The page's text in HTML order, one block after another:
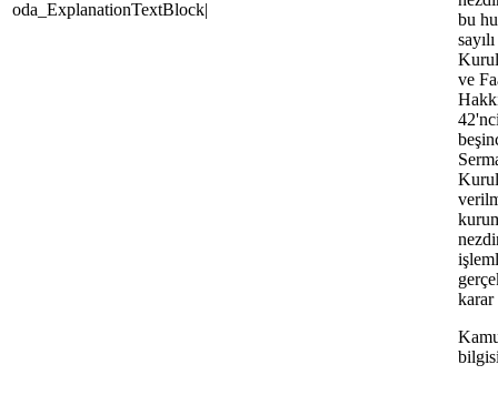
oda_ExplanationTextBlock|
bu
ve